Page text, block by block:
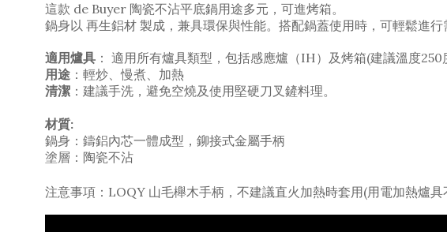
這款 de Buyer 陶瓷不沾平底鍋用途多元，可進烤箱。
鍋身以 再生鋁材 製成，兼具環保與性能。 搭配鍋蓋使用時，可輕鬆進行
適用爐具 ： 適用所有爐具類型，包括感應爐（IH）及烤箱(建議溫度250
用途 ：輕炒、慢煮、加熱
清潔 ： 建議手洗，避免空燒及使用堅硬刀叉鏟料理。
材質:
鍋身： 鑄鋁內芯一體成型， 鉚接式金屬手柄
塗層：陶瓷不沾
注意事項：LOQY 山毛櫸木手柄， 不建議直火加熱時套用(用電加熱爐具